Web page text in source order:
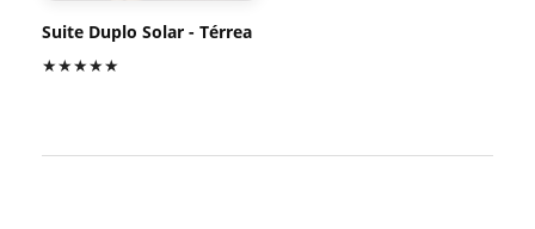
Suite Duplo Solar - Térrea
★★★★★